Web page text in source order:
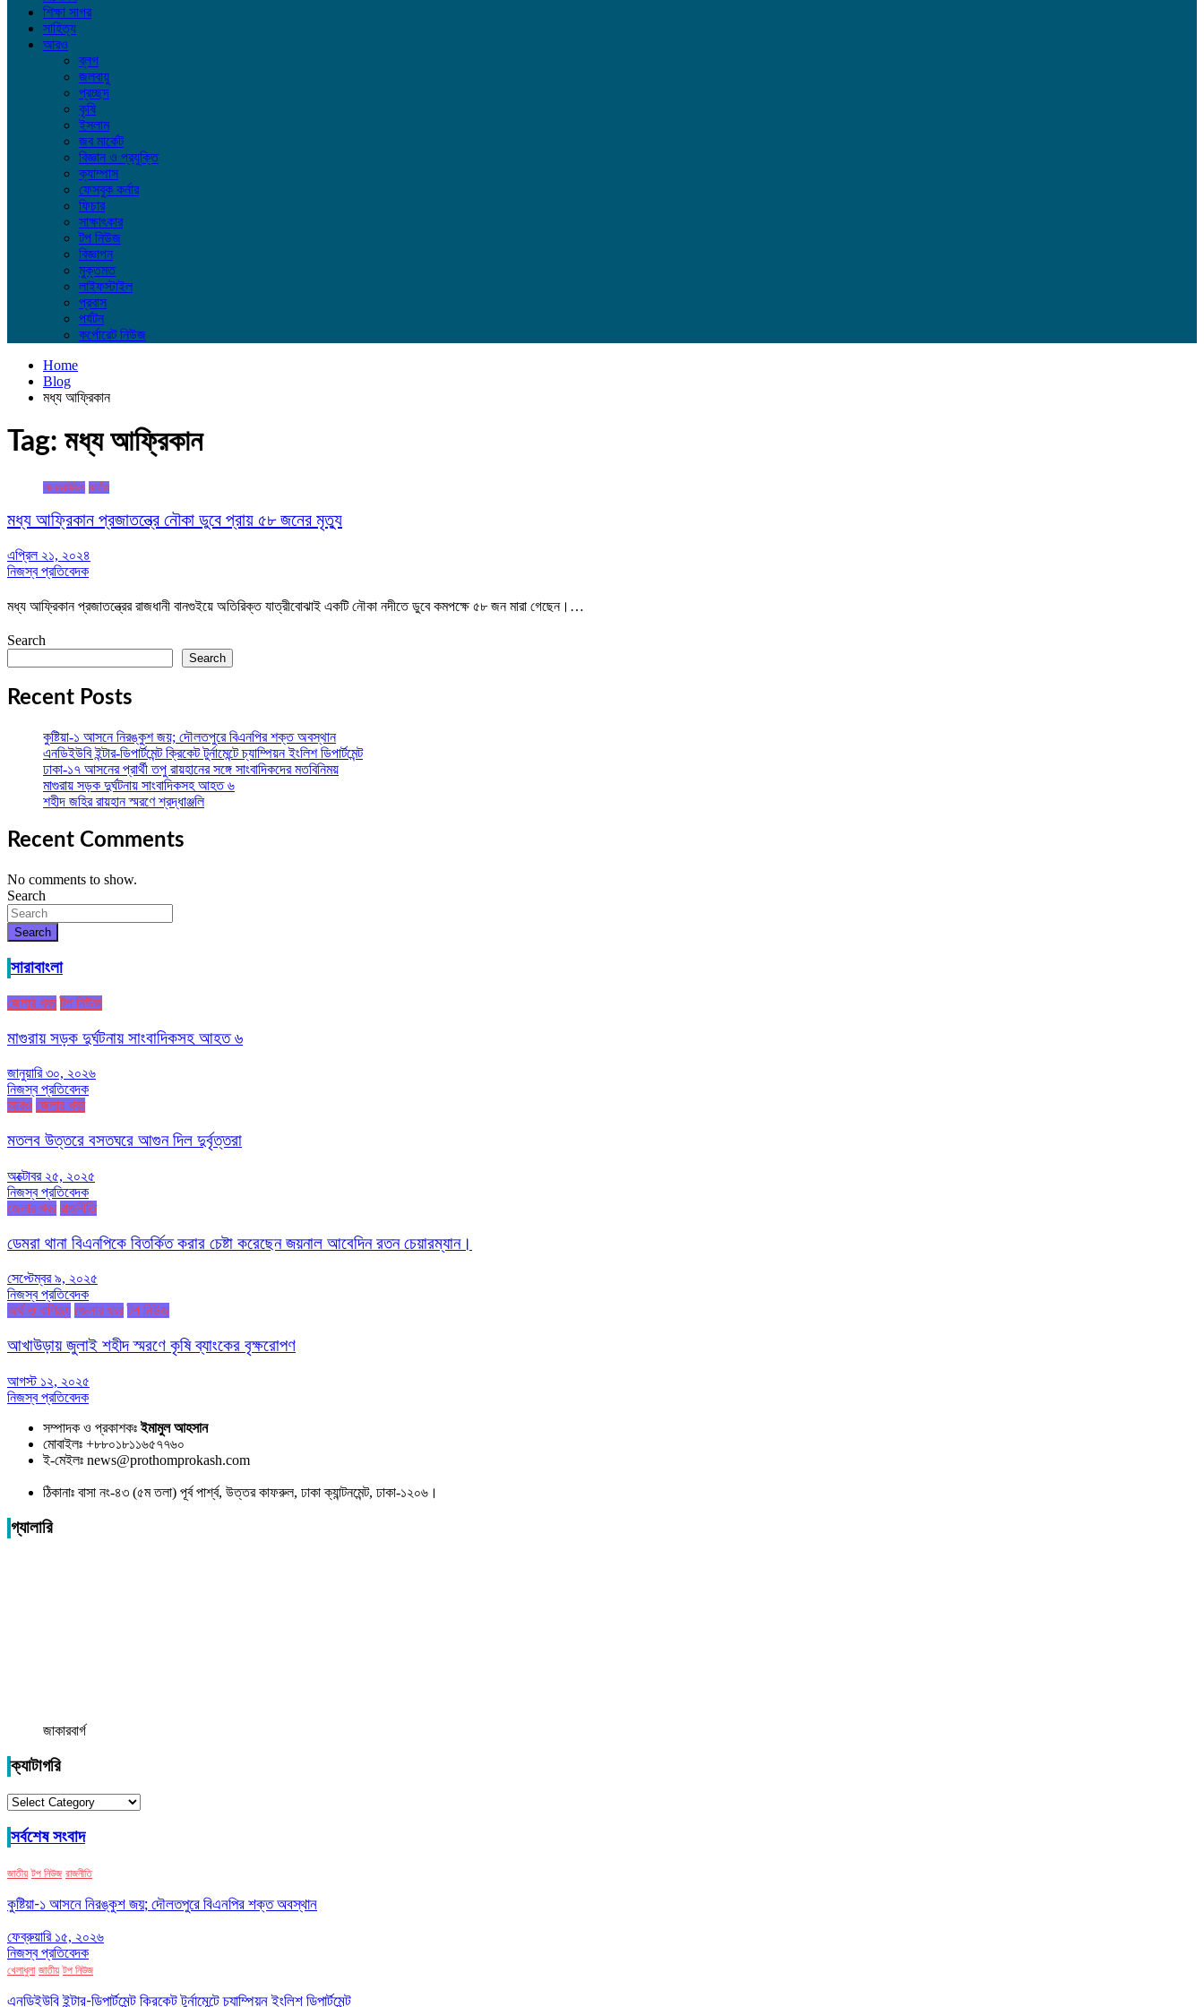
শিক্ষা সাগর
সাহিত্য
আরও
ব্লগ
জলবায়ু
প্রচ্ছদ
কৃষি
ইসলাম
জব মার্কেট
বিজ্ঞান ও প্রযুক্তি
ক্যাম্পাস
ফেসবুক কর্নার
ফিচার
সাক্ষাৎকার
টপ নিউজ
বিজ্ঞাপন
মুক্তমত
লাইফস্টাইল
প্রবাস
পর্যটন
কর্পোরেট নিউজ
Home
Blog
মধ্য আফ্রিকান
Tag: মধ্য আফ্রিকান
আন্তর্জাতিক জাতীয়
মধ্য আফ্রিকান প্রজাতন্ত্রে নৌকা ডুবে প্রায় ৫৮ জনের মৃত্যু
এপ্রিল ২১, ২০২৪
নিজস্ব প্রতিবেদক
মধ্য আফ্রিকান প্রজাতন্ত্রের রাজধানী বানগুইয়ে অতিরিক্ত যাত্রীবোঝাই একটি নৌকা নদীতে ডুবে কমপক্ষে ৫৮ জন মারা গেছেন।…
Search
Search
Recent Posts
কুষ্টিয়া-১ আসনে নিরঙ্কুশ জয়; দৌলতপুরে বিএনপির শক্ত অবস্থান
এনডিইউবি ইন্টার-ডিপার্টমেন্ট ক্রিকেট টুর্নামেন্টে চ্যাম্পিয়ন ইংলিশ ডিপার্টমেন্ট
ঢাকা-১৭ আসনের প্রার্থী তপু রায়হানের সঙ্গে সাংবাদিকদের মতবিনিময়
মাগুরায় সড়ক দুর্ঘটনায় সাংবাদিকসহ আহত ৬
শহীদ জহির রায়হান স্মরণে শ্রদ্ধাঞ্জলি
Recent Comments
No comments to show.
Search
Search
সারাবাংলা
জেলার খবর টপ নিউজ
মাগুরায় সড়ক দুর্ঘটনায় সাংবাদিকসহ আহত ৬
জানুয়ারি ৩০, ২০২৬
নিজস্ব প্রতিবেদক
আরও জেলার খবর
মতলব উত্তরে বসতঘরে আগুন দিল দুর্বৃত্তরা
অক্টোবর ২৫, ২০২৫
নিজস্ব প্রতিবেদক
জেলার খবর রাজনীতি
ডেমরা থানা বিএনপিকে বিতর্কিত করার চেষ্টা করেছেন জয়নাল আবেদিন রতন চেয়ারম্যান।
সেপ্টেম্বর ৯, ২০২৫
নিজস্ব প্রতিবেদক
অর্থ ও বাণিজ্য জেলার খবর টপ নিউজ
আখাউড়ায় জুলাই শহীদ স্মরণে কৃষি ব্যাংকের বৃক্ষরোপণ
আগস্ট ১২, ২০২৫
নিজস্ব প্রতিবেদক
সম্পাদক ও প্রকাশকঃইমামুল আহসান
মোবাইলঃ +৮৮০১৮১১৬৫৭৭৬০
ই-মেইলঃ news@prothomprokash.com
ঠিকানাঃ বাসা নং-৪৩ (৫ম তলা) পূর্ব পার্শ্ব, উত্তর কাফরুল, ঢাকা ক্যান্টনমেন্ট, ঢাকা-১২০৬।
গ্যালারি
জাকারবার্গ
ক্যাটাগরি
ক্যাটাগরি
সর্বশেষ সংবাদ
জাতীয় টপ নিউজ রাজনীতি
কুষ্টিয়া-১ আসনে নিরঙ্কুশ জয়; দৌলতপুরে বিএনপির শক্ত অবস্থান
ফেব্রুয়ারি ১৫, ২০২৬
নিজস্ব প্রতিবেদক
খেলাধুলা জাতীয় টপ নিউজ
এনডিইউবি ইন্টার-ডিপার্টমেন্ট ক্রিকেট টুর্নামেন্টে চ্যাম্পিয়ন ইংলিশ ডিপার্টমেন্ট